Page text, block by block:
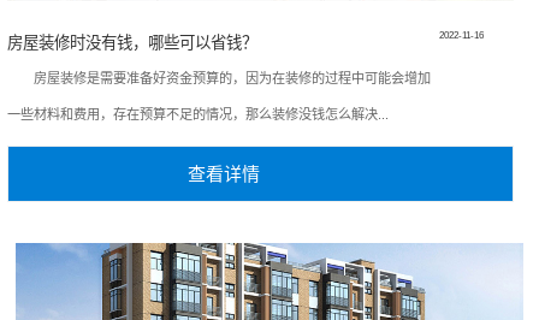
2022-11-16
房屋装修时没有钱，哪些可以省钱？
房屋装修是需要准备好资金预算的，因为在装修的过程中可能会增加
一些材料和费用，存在预算不足的情况，那么装修没钱怎么解决...
查看详情